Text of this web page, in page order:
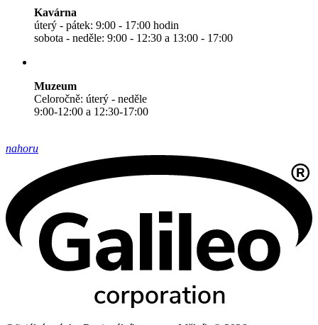
Kavárna
úterý - pátek: 9:00 - 17:00 hodin
sobota - neděle: 9:00 - 12:30 a 13:00 - 17:00
Muzeum
Celoročně: úterý - neděle
9:00-12:00 a 12:30-17:00
nahoru